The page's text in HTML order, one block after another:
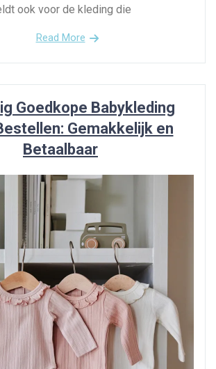
ook voor de kleding die
Read More
Goedkope Babykleding
Gemakkelijk en
Betaalbaar